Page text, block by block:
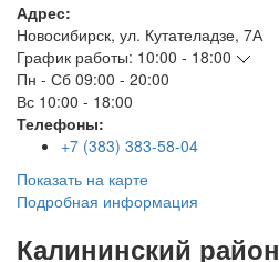
Адрес:
Новосибирск, ул. Кутателадзе, 7А
График работы: 10:00 - 18:00
Пн - Сб 09:00 - 20:00
Вс 10:00 - 18:00
Телефоны:
+7 (383) 383-58-04
Показать на карте
Подробная информация
Калининский район